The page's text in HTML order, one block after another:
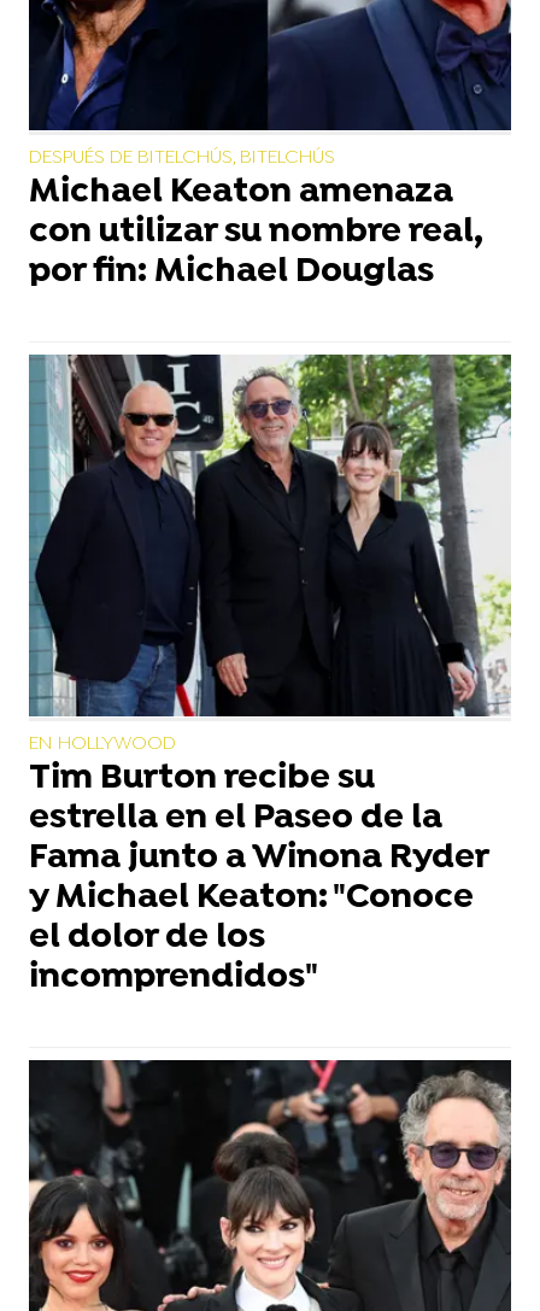
DESPUÉS DE BITELCHÚS, BITELCHÚS
Michael Keaton amenaza
con utilizar su nombre real,
por fin: Michael Douglas
EN HOLLYWOOD
Tim Burton recibe su
estrella en el Paseo de la
Fama junto a Winona Ryder
y Michael Keaton: "Conoce
el dolor de los
incomprendidos"